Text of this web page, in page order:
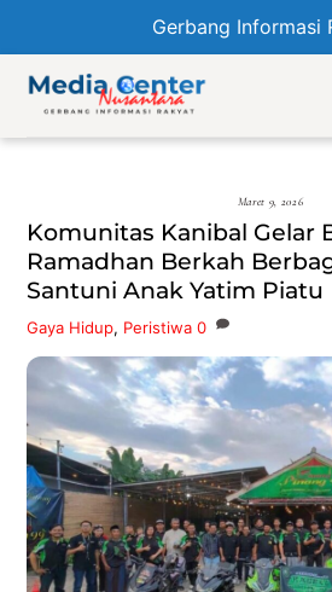
Gerbang Informasi
content
Maret 9, 2026
Komunitas Kanibal Gelar
Ramadhan Berkah
Santuni Anak Yatim Piatu
Gaya Hidup, Peristiwa 0